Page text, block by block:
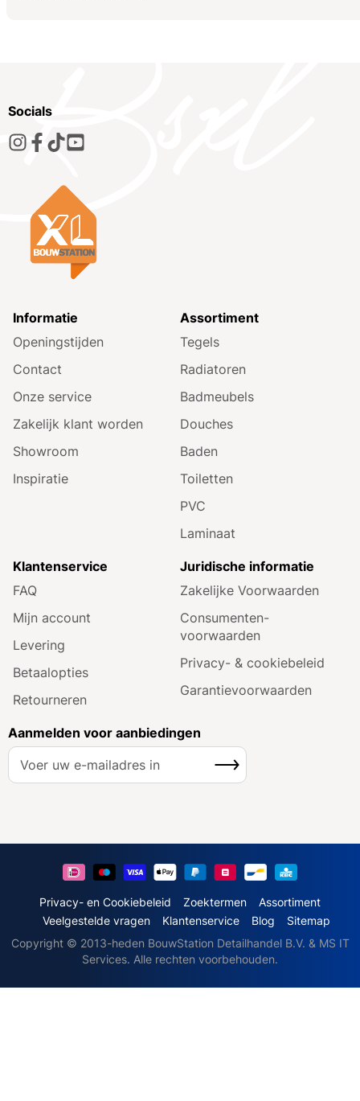
Socials
Informatie
Openingstijden
Contact
Onze service
Zakelijk klant worden
Showroom
Inspiratie
Assortiment
Tegels
Radiatoren
Badmeubels
Douches
Baden
Toiletten
PVC
Laminaat
Klantenservice
FAQ
Mijn account
Levering
Betaalopties
Retourneren
Juridische informatie
Zakelijke Voorwaarden
Consumenten­
voorwaarden
Privacy- & cookiebeleid
Garantie­voorwaarden
Aanmelden voor aanbiedingen
A
e
o
z
Inschrijven
Privacy- en Cookiebeleid Zoektermen
Assortiment
Veelgestelde vragen
Klantenservice Blog
Sitemap
Copyright © 2013-heden BouwStation Detailhandel B.V. & MS IT
Services. Alle rechten voorbehouden.